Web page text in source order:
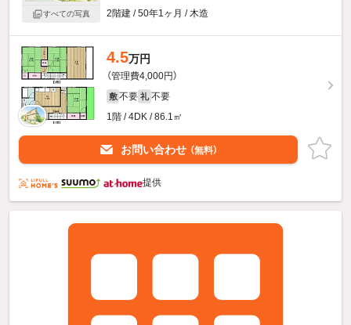
すべての写真
2階建 / 50年1ヶ月 / 木造
4.5万円
（管理費4,000円）
敷 不要 礼 不要
1階 / 4DK / 86.1㎡
お問い合わせ （無料）
提供